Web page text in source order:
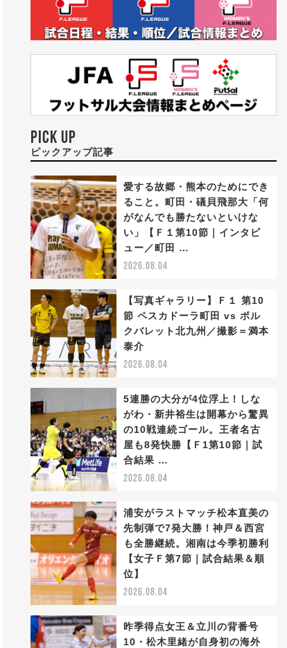
PICK UP
ピックアップ記事
愛する故郷・熊本のためにでき
ること。町田・礒貝飛那大「何
がなんでも勝たないといけな
い」【Ｆ１第10節｜インタビ
ュー／町田 …
2026.08.04
【写真ギャラリー】Ｆ１ 第10
節 ペスカドーラ町田 vs ボル
クバレット北九州／撮影＝満本
泰介
2026.08.04
5連勝の大分が4位浮上！しな
がわ・新井裕生は開幕から驚異
の10戦連続ゴール。王者名古
屋も8発快勝【Ｆ1第10節｜試
合結果 …
2026.08.04
浦安がラストマッチ松本直美の
先制弾で7発大勝！神戸＆西宮
も全勝継続。湘南は今季初勝利
【女子Ｆ第7節｜試合結果＆順
位】
2026.08.04
昨季得点女王＆立川の背番号
10・松木里緒が自身初の海外